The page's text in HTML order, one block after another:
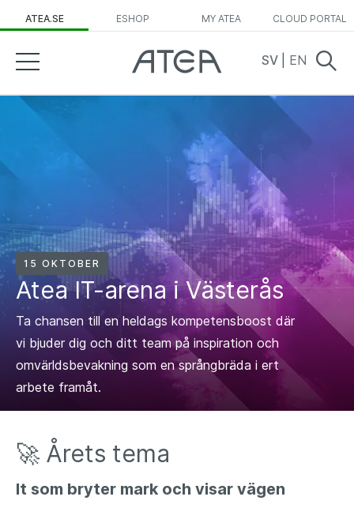
ATEA.SE ESHOP MY ATEA CLOUD PORTAL
SV EN
15 OKTOBER
Atea IT-arena i Västerås
Ta chansen till en heldags kompetensboost där
vi bjuder dig och ditt team på inspiration och
omvärldsbevakning som en språngbräda i ert
arbete framåt.
🚀 Årets tema
It som bryter mark och visar vägen